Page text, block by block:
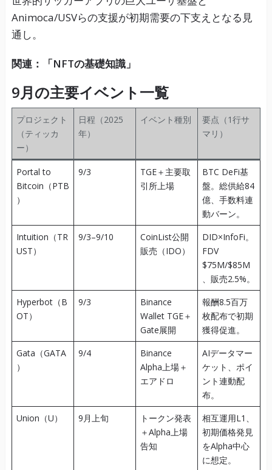
Animoca/USVらの支援が初期需要の下支えとなる見
通し。
関連：「NFTの基礎知識」
9月の主要イベント一覧
プロジェクト
（ティッカ
ー）
日程（2025
年）
イベント種別
要点（1行サ
マリ）
Portal to
Bitcoin（PTB
）
9/3
TGE＋主要取
引所上場
BTC DeFi基
盤。総供給84
億、手数料連
動バーン。
Intuition（TR
UST）
9/3–9/10
CoinList公開
販売（IDO）
DID×InfoFi。
FDV
$75M/$85M
、販売2.5%。
Hyperbot（B
OT）
9/3
Binance
Wallet TGE＋
Gate展開
報酬8.5百万
枚配布で初期
獲得促進。
Gata（GATA
）
9/4
Binance
Alpha上場＋
エアドロ
AIデータマー
ケット、ポイ
ント連動配
布。
Union（U）
9月上旬
トークン発表
＋Alpha上場
告知
相互運用L1、
初期価格発見
をAlpha中心
に想定。